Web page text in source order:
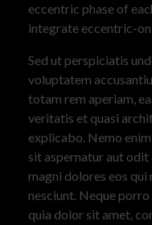
eccentric phase of
integrate eccentric-
Sed ut perspiciatis
voluptatem
totam rem aperiam,
veritatis et quasi
explicabo. Nemo
sit aspernatur aut
magni dolores eos
nesciunt. Neque
quia dolor sit amet,